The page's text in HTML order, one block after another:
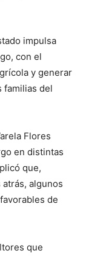
impulsa
con el
y generar
familias del
Flores
en distintas
que,
algunos
de
que